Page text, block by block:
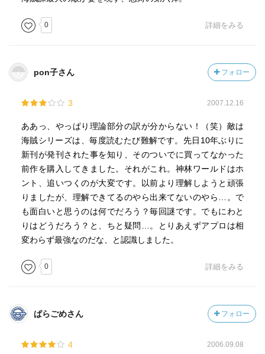
0 詳細をみる
pon子さん フォロー
3 2007.12.16
ああっ、やっぱり理論部分の訳が分からない！（笑）敵は
海賊シリーズは、毎度読むたび難解です。先日10年ぶりに
新刊が発刊された事を知り、そのついでに買ってなかった
前作を購入してきました。それがこれ。神林ワールドはホ
ント、追いつくのが大変です。以前より理解しようと頑張
りましたが、理解できてるのやら出来てないのやら…。で
も面白いと思うのは何でだろう？毎回謎です。でもにわと
りはどうだろう？と、ちと疑問…。とりあえずアプロは相
変わらず最強なのだな、と認識しました。
0 詳細をみる
ぱらごめさん フォロー
4 2006.09.08